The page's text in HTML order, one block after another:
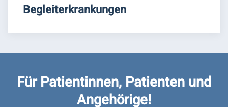
Begleiterkrankungen
Für Patientinnen, Patienten und
Angehörige!